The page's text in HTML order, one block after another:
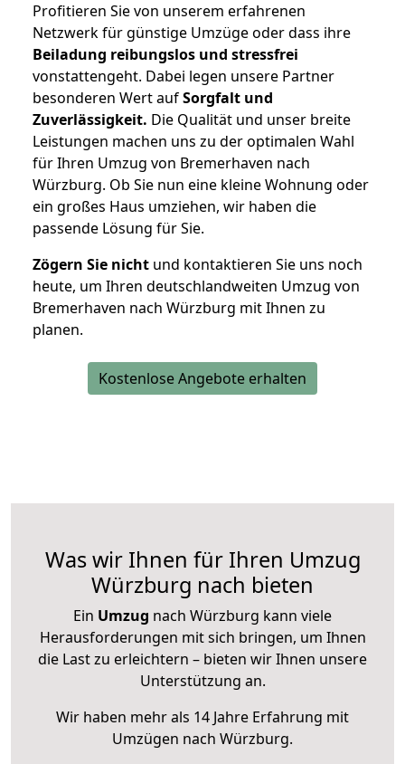
Profitieren Sie von unserem erfahrenen
Netzwerk für günstige Umzüge oder dass ihre
Beiladung reibungslos und stressfrei
vonstattengeht. Dabei legen unsere Partner
besonderen Wert aufSorgfalt und
Zuverlässigkeit. Die Qualität und unser breite
Leistungen machen uns zu der optimalen Wahl
für Ihren Umzug von Bremerhaven nach
Würzburg. Ob Sie nun eine kleine Wohnung oder
ein großes Haus umziehen, wir haben die
passende Lösung für Sie.
Zögern Sie nicht und kontaktieren Sie uns noch
heute, um Ihren deutschlandweiten Umzug von
Bremerhaven nach Würzburg mit Ihnen zu
planen.
Kostenlose Angebote erhalten
Was wir Ihnen für Ihren Umzug
Würzburg nach bieten
Ein Umzug nach Würzburg kann viele
Herausforderungen mit sich bringen, um Ihnen
die Last zu erleichtern – bieten wir Ihnen unsere
Unterstützung an.
Wir haben mehr als 14 Jahre Erfahrung mit
Umzügen nach Würzburg.